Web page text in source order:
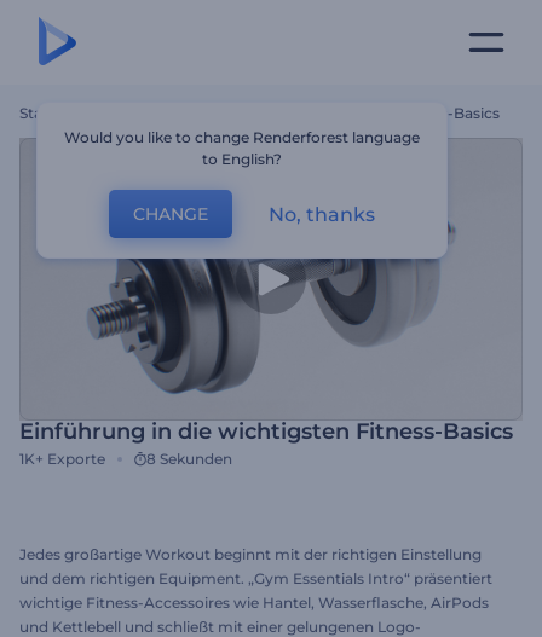
Startseite Einführung In Die Wichtigsten Fitness-Basics
Einführung in die wichtigsten Fitness-Basics
1K+ Exporte 8 Sekunden
Jedes großartige Workout beginnt mit der richtigen Einstellung
und dem richtigen Equipment. „Gym Essentials Intro“ präsentiert
wichtige Fitness-Accessoires wie Hantel, Wasserflasche, AirPods
und Kettlebell und schließt mit einer gelungenen Logo-
Would you like to change Renderforest language
to English?
CHANGE No, thanks